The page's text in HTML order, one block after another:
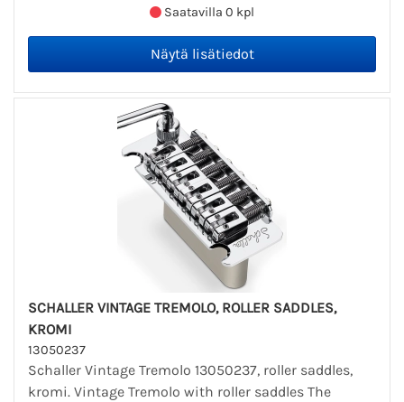
Saatavilla 0 kpl
SCHALLER VINTAGE TREMOLO, ROLLER SADDLES,
KROMI
13050237
Schaller Vintage Tremolo 13050237, roller saddles,
kromi. Vintage Tremolo with roller saddles The